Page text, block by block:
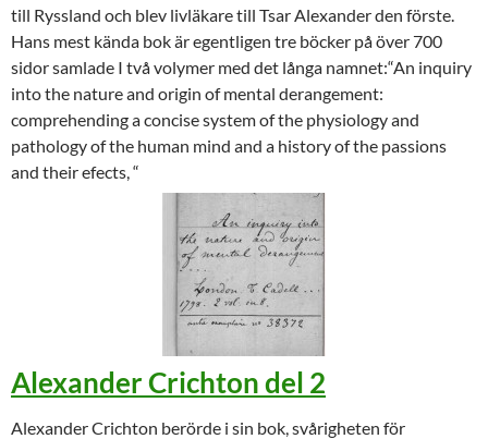
till Ryssland och blev livläkare till Tsar Alexander den förste.
Hans mest kända bok är egentligen tre böcker på över 700
sidor samlade I två volymer med det långa namnet:“An inquiry
into the nature and origin of mental derangement:
comprehending a concise system of the physiology and
pathology of the human mind and a history of the passions
and their efects, “
Alexander Crichton del 2
Alexander Crichton berörde i sin bok, svårigheten för